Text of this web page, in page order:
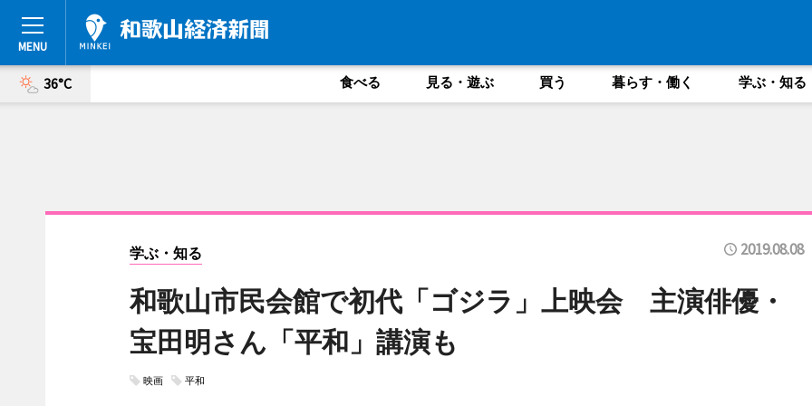
36°C 食べる 見る・遊ぶ 買う 暮らす・働く 学ぶ・知る
学ぶ・知る 2019.08.08
和歌山市民会館で初代「ゴジラ」上映会 主演俳優・
宝田明さん「平和」講演も
映画 平和